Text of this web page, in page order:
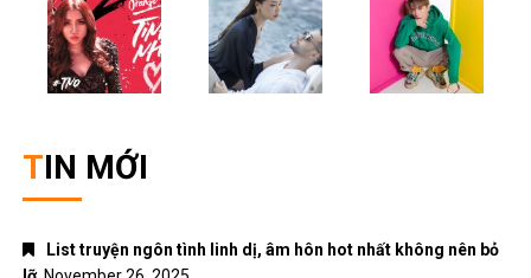
TIN MỚI
List truyện ngôn tình linh dị, âm hôn hot nhất không nên bỏ
[Review Truyện Hay] – Tiếng sét ái tình là mưu tính từ lâu –
Tô Tử Hoan: Khi định mệnh là kế hoạch được ấp ủ 15 năm